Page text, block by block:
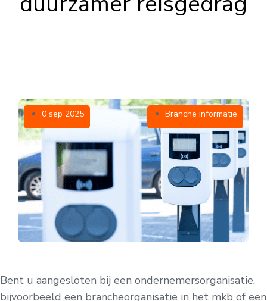
0 sep 2025 Branche informatie
Bent u aangesloten bij een ondernemersorganisatie,
bijvoorbeeld een brancheorganisatie in het mkb of een